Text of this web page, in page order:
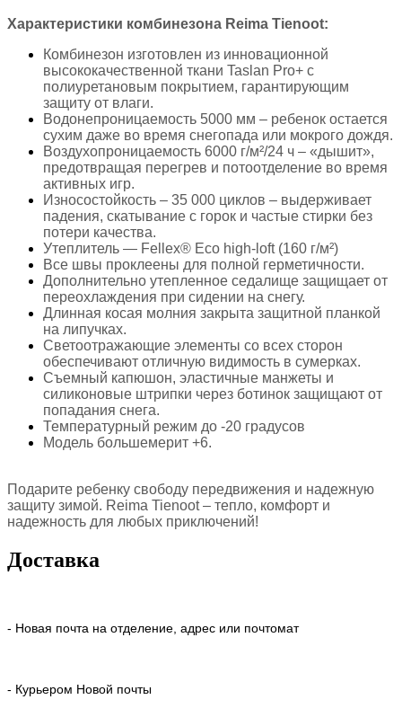
Характеристики комбинезона Reima Tienoot:
Комбинезон изготовлен из инновационной
высококачественной ткани Taslan Pro+ с
полиуретановым покрытием, гарантирующим
защиту от влаги.
Водонепроницаемость 5000 мм – ребенок остается
сухим даже во время снегопада или мокрого дождя.
Воздухопроницаемость 6000 г/м²/24 ч – «дышит»,
предотвращая перегрев и потоотделение во время
активных игр.
Износостойкость – 35 000 циклов – выдерживает
падения, скатывание с горок и частые стирки без
потери качества.
Утеплитель — Fellex® Eco high-loft (160 г/м²)
Все швы проклеены для полной герметичности.
Дополнительно утепленное седалище защищает от
переохлаждения при сидении на снегу.
Длинная косая молния закрыта защитной планкой
на липучках.
Светоотражающие элементы со всех сторон
обеспечивают отличную видимость в сумерках.
Съемный капюшон, эластичные манжеты и
силиконовые штрипки через ботинок защищают от
попадания снега.
Температурный режим до -20 градусов
Модель большемерит +6.
Подарите ребенку свободу передвижения и надежную
защиту зимой. Reima Tienoot – тепло, комфорт и
надежность для любых приключений!
Доставка
- Новая почта на отделение, адрес или почтомат
- Курьером Новой почты